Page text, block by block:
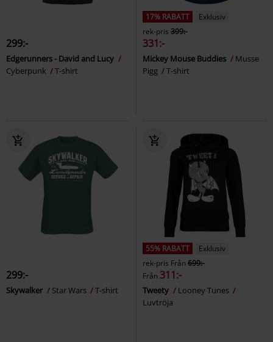
299:-
Edgerunners - David and Lucy
Cyberpunk
T-shirt
17% RABATT
Exklusiv
rek-pris 399:-
331:-
Mickey Mouse Buddies
Musse
Pigg
T-shirt
299:-
Skywalker Star Wars T-shirt
55% RABATT
Exklusiv
rek-pris Från699:-
Från 311:-
Tweety
Looney Tunes
Luvtröja